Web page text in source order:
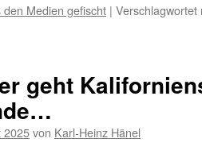
den Medien gefischt | Verschlagwortet
geht
2025von Karl-Heinz Hänel